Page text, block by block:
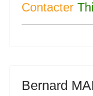
Contacter
Bernard